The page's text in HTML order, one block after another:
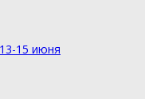
15 июня